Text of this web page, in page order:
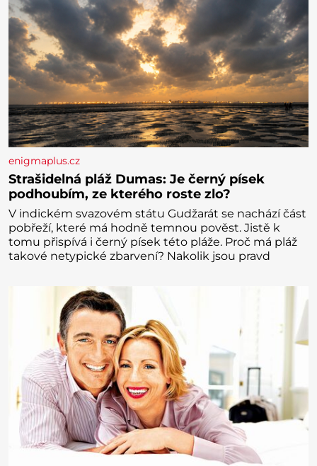
enigmaplus.cz
Strašidelná pláž Dumas: Je černý písek
podhoubím, ze kterého roste zlo?
V indickém svazovém státu Gudžarát se nachází část
pobřeží, které má hodně temnou pověst. Jistě k
tomu přispívá i černý písek této pláže. Proč má pláž
takové netypické zbarvení? Nakolik jsou pravd